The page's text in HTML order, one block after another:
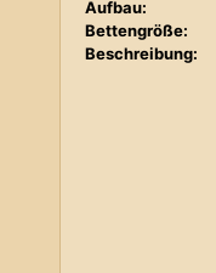
Aufbau:
Bettengröße:
Beschreibung: